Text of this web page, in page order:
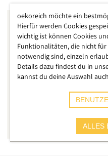
Die Regale in Sozialmärkten
oekoreich möchte ein
Hierfür werden Cookies
wichtig ist können Cookies
Funktionalitäten, die nicht
notwendig sind, einzeln
Details dazu findest du in
kannst du deine Auswahl
ALLES